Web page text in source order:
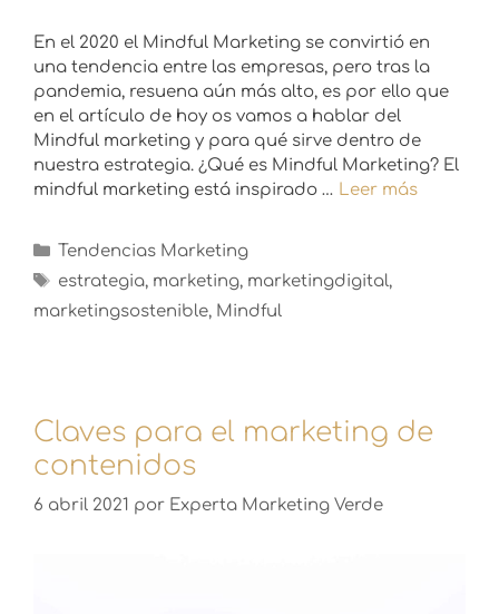
En el 2020 el Mindful Marketing se convirtió en
una tendencia entre las empresas, pero tras la
pandemia, resuena aún más alto, es por ello que
en el artículo de hoy os vamos a hablar del
Mindful marketing y para qué sirve dentro de
nuestra estrategia. ¿Qué es Mindful Marketing? El
mindful marketing está inspirado … Leer más
Tendencias Marketing
estrategia, marketing, marketingdigital,
marketingsostenible, Mindful
Claves para el marketing de
contenidos
6 abril 2021 por Experta Marketing Verde